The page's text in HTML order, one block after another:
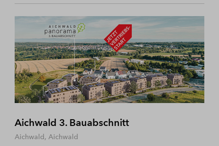
Aichwald 3. Bauabschnitt
Aichwald, Aichwald